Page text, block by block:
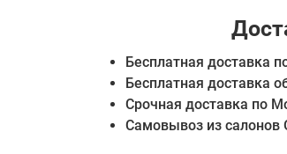
Бесплатная доставка
Бесплатная доставка
Срочная доставка по
Самовывоз из салонов